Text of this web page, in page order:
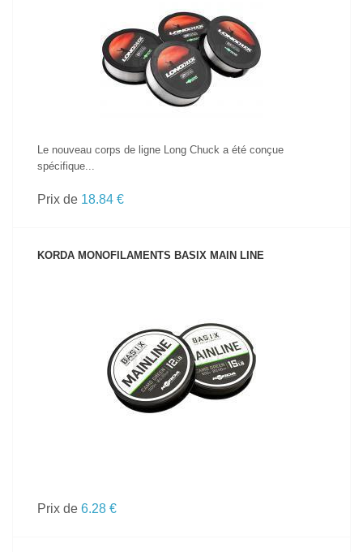
VOIR LE PRODUIT
Le nouveau corps de ligne Long Chuck a été conçue
spécifique...
Prix de 18.84 €
KORDA MONOFILAMENTS BASIX MAIN LINE
VOIR LE PRODUIT
Prix de 6.28 €